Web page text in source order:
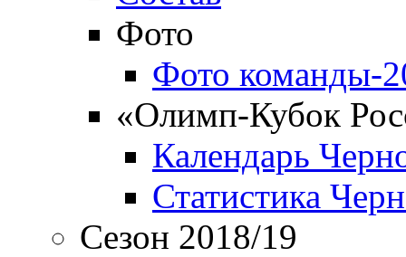
Фото
Фото команды-
«Олимп-Кубок
Календарь
Статистика
Сезон 2018/19